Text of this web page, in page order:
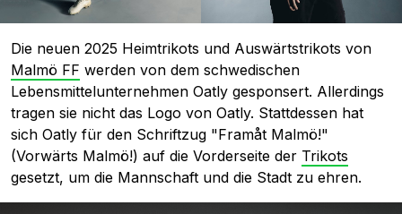
Die neuen 2025 Heimtrikots und Auswärtstrikots von
Malmö FF werden von dem schwedischen
Lebensmittelunternehmen Oatly gesponsert. Allerdings
tragen sie nicht das Logo von Oatly. Stattdessen hat
sich Oatly für den Schriftzug "Framåt Malmö!"
(Vorwärts Malmö!) auf die Vorderseite der Trikots
gesetzt, um die Mannschaft und die Stadt zu ehren.